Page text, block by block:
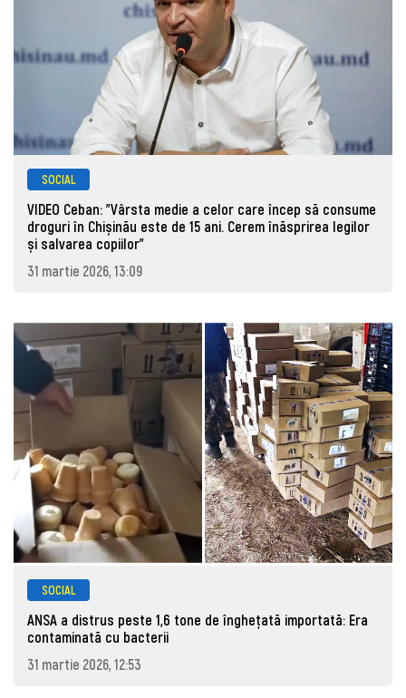
SOCIAL
VIDEO Ceban: "Vârsta medie a celor care încep să consume
droguri în Chișinău este de 15 ani. Cerem înăsprirea legilor
și salvarea copiilor"
31 martie 2026, 13:09
SOCIAL
ANSA a distrus peste 1,6 tone de înghețată importată: Era
contaminată cu bacterii
31 martie 2026, 12:53